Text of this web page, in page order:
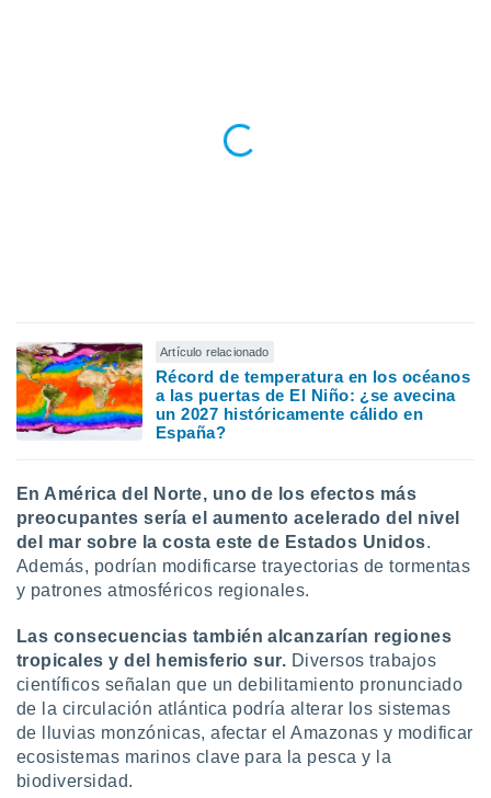
Artículo relacionado
Récord de temperatura en los océanos
a las puertas de El Niño: ¿se avecina
un 2027 históricamente cálido en
España?
En América del Norte, uno de los efectos más
preocupantes sería el aumento acelerado del nivel
del mar sobre la costa este de Estados Unidos.
Además, podrían modificarse trayectorias de tormentas
y patrones atmosféricos regionales.
Las consecuencias también alcanzarían regiones
tropicales y del hemisferio sur. Diversos trabajos
científicos señalan que un debilitamiento pronunciado
de la circulación atlántica podría alterar los sistemas
de lluvias monzónicas, afectar el Amazonas y modificar
ecosistemas marinos clave para la pesca y la
biodiversidad.